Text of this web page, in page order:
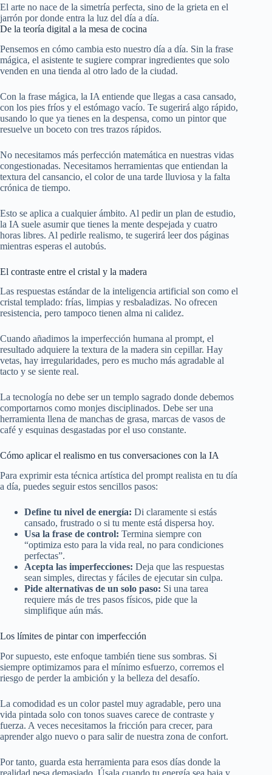
El arte no nace de la simetría perfecta, sino de la grieta en el
jarrón por donde entra la luz del día a día.
De la teoría digital a la mesa de cocina
Pensemos en cómo cambia esto nuestro día a día. Sin la frase
mágica, el asistente te sugiere comprar ingredientes que solo
venden en una tienda al otro lado de la ciudad.
Con la frase mágica, la IA entiende que llegas a casa cansado,
con los pies fríos y el estómago vacío. Te sugerirá algo rápido,
usando lo que ya tienes en la despensa, como un pintor que
resuelve un boceto con tres trazos rápidos.
No necesitamos más perfección matemática en nuestras vidas
congestionadas. Necesitamos herramientas que entiendan la
textura del cansancio, el color de una tarde lluviosa y la falta
crónica de tiempo.
Esto se aplica a cualquier ámbito. Al pedir un plan de estudio,
la IA suele asumir que tienes la mente despejada y cuatro
horas libres. Al pedirle realismo, te sugerirá leer dos páginas
mientras esperas el autobús.
El contraste entre el cristal y la madera
Las respuestas estándar de la inteligencia artificial son como el
cristal templado: frías, limpias y resbaladizas. No ofrecen
resistencia, pero tampoco tienen alma ni calidez.
Cuando añadimos la imperfección humana al prompt, el
resultado adquiere la textura de la madera sin cepillar. Hay
vetas, hay irregularidades, pero es mucho más agradable al
tacto y se siente real.
La tecnología no debe ser un templo sagrado donde debemos
comportarnos como monjes disciplinados. Debe ser una
herramienta llena de manchas de grasa, marcas de vasos de
café y esquinas desgastadas por el uso constante.
Cómo aplicar el realismo en tus conversaciones con la IA
Para exprimir esta técnica artística del prompt realista en tu día
a día, puedes seguir estos sencillos pasos:
Define tu nivel de energía: Di claramente si estás
cansado, frustrado o si tu mente está dispersa hoy.
Usa la frase de control: Termina siempre con
“optimiza esto para la vida real, no para condiciones
perfectas”.
Acepta las imperfecciones: Deja que las respuestas
sean simples, directas y fáciles de ejecutar sin culpa.
Pide alternativas de un solo paso: Si una tarea
requiere más de tres pasos físicos, pide que la
simplifique aún más.
Los límites de pintar con imperfección
Por supuesto, este enfoque también tiene sus sombras. Si
siempre optimizamos para el mínimo esfuerzo, corremos el
riesgo de perder la ambición y la belleza del desafío.
La comodidad es un color pastel muy agradable, pero una
vida pintada solo con tonos suaves carece de contraste y
fuerza. A veces necesitamos la fricción para crecer, para
aprender algo nuevo o para salir de nuestra zona de confort.
Por tanto, guarda esta herramienta para esos días donde la
realidad pesa demasiado. Úsala cuando tu energía sea baja y